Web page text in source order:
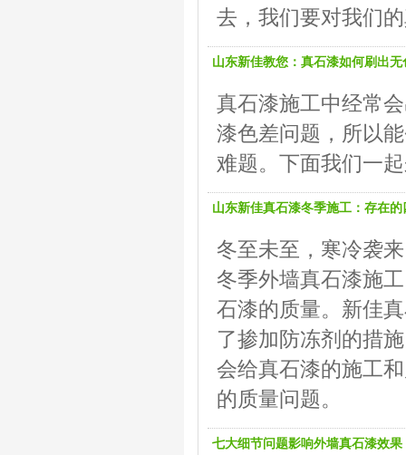
去，我们要对我们
山东新佳教您：真石漆如何刷出无
真石漆施工中经常
漆色差问题，所以
难题。下面我们一
山东新佳真石漆冬季施工：存在的
冬至未至，寒冷袭
冬季外墙真石漆施
石漆的质量。新佳
了掺加防冻剂的措
会给真石漆的施工
的质量问题。
七大细节问题影响外墙真石漆效